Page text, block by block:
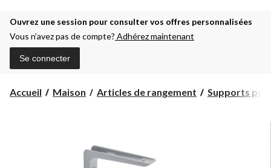
Ouvrez une session pour consulter vos offres personnalisées
Vous n’avez pas de compte? Adhérez maintenant
Se connecter
Accueil Maison Articles de rangement Supports